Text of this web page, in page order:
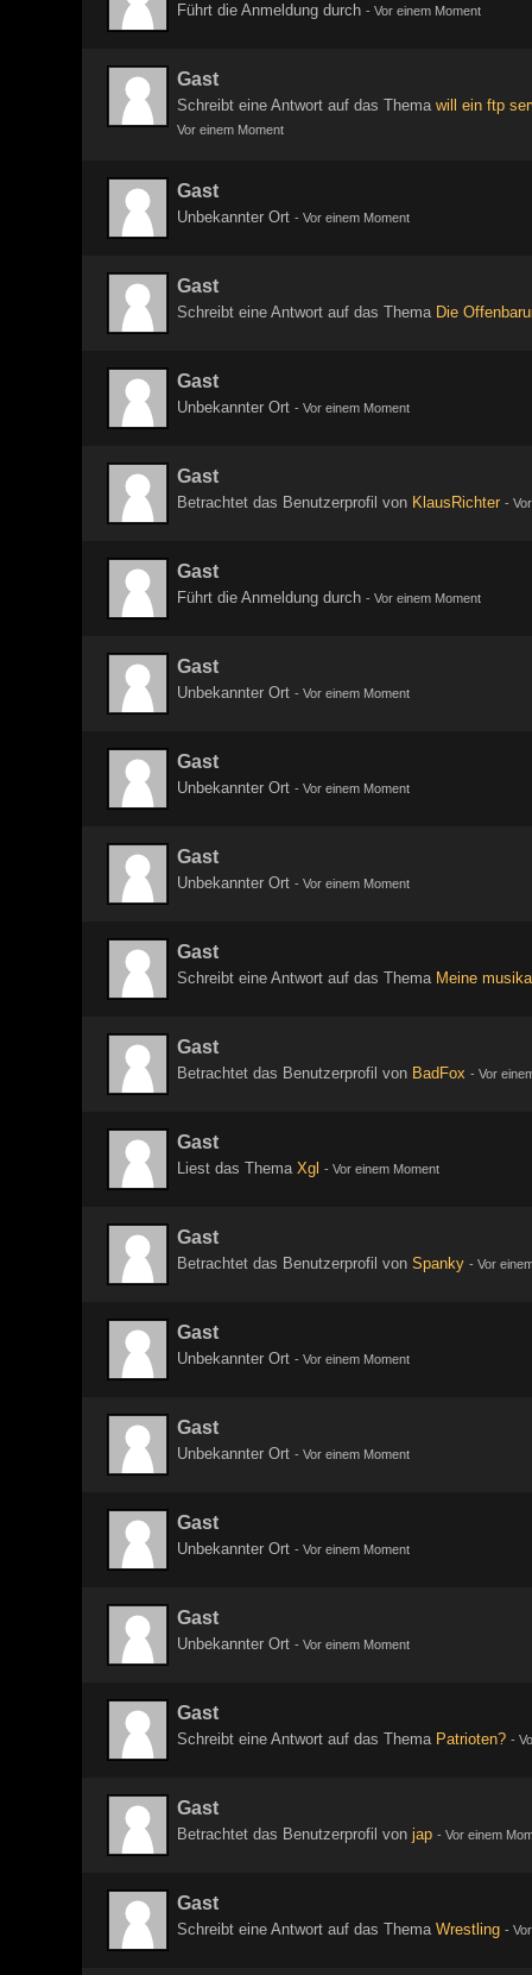
Führt die Anmeldung durch - Vor einem Moment
Gast
Schreibt eine Antwort auf das Thema will ein ftp
Vor einem Moment
Gast
Unbekannter Ort - Vor einem Moment
Gast
Schreibt eine Antwort auf das Thema Die
Gast
Unbekannter Ort - Vor einem Moment
Gast
Betrachtet das Benutzerprofil von KlausRichter -
Gast
Führt die Anmeldung durch - Vor einem Moment
Gast
Unbekannter Ort - Vor einem Moment
Gast
Unbekannter Ort - Vor einem Moment
Gast
Unbekannter Ort - Vor einem Moment
Gast
Schreibt eine Antwort auf das Thema Meine
Gast
Betrachtet das Benutzerprofil von BadFox - Vor
Gast
Liest das Thema Xgl - Vor einem Moment
Gast
Betrachtet das Benutzerprofil von Spanky - Vor
Gast
Unbekannter Ort - Vor einem Moment
Gast
Unbekannter Ort - Vor einem Moment
Gast
Unbekannter Ort - Vor einem Moment
Gast
Unbekannter Ort - Vor einem Moment
Gast
Schreibt eine Antwort auf das Thema Patrioten? -
Gast
Betrachtet das Benutzerprofil von jap - Vor einem
Gast
Schreibt eine Antwort auf das Thema Wrestling -